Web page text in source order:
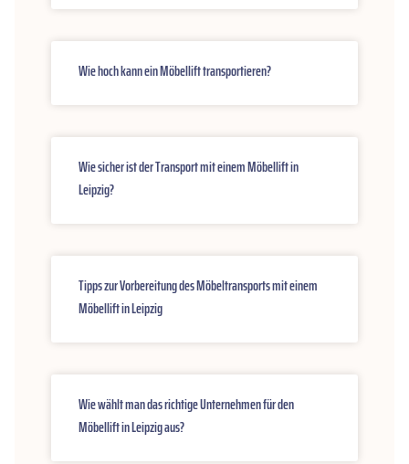
Wie hoch kann ein Möbellift transportieren?
Wie sicher ist der Transport mit einem Möbellift in
Leipzig?
Tipps zur Vorbereitung des Möbeltransports mit einem
Möbellift in Leipzig
Wie wählt man das richtige Unternehmen für den
Möbellift in Leipzig aus?